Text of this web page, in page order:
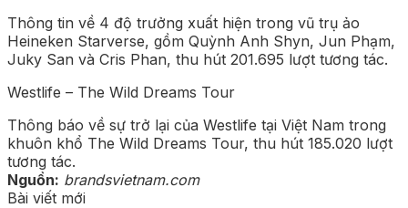
Thông tin về 4 độ trưởng xuất hiện trong vũ trụ ảo
Heineken Starverse, gồm Quỳnh Anh Shyn, Jun Phạm,
Juky San và Cris Phan, thu hút 201.695 lượt tương tác.
Westlife – The Wild Dreams Tour
Thông báo về sự trở lại của Westlife tại Việt Nam trong
khuôn khổ The Wild Dreams Tour, thu hút 185.020 lượt
tương tác.
Nguồn: brandsvietnam.com
Bài viết mới